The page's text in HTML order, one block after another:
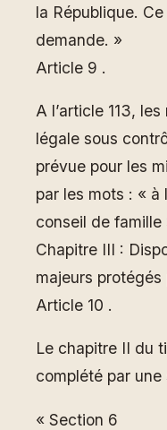
la République.
demande. »
Article 9 .
A l’article 113,
légale sous
prévue pour les
par les mots : « à
conseil de famille
Chapitre III :
majeurs protégés
Article 10 .
Le chapitre II du
complété par
« Section 6